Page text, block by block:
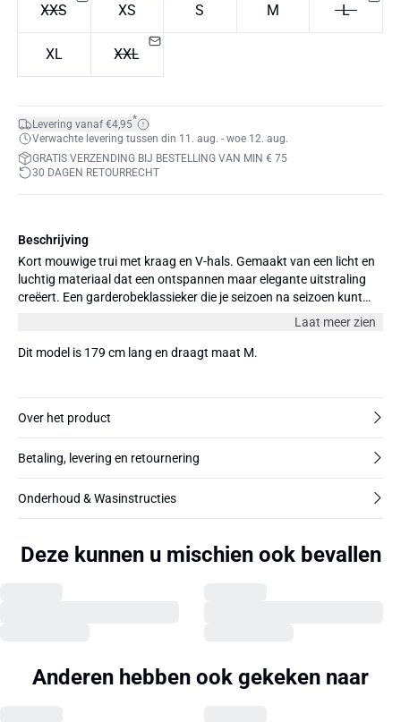
XXS XS S M L
XL XXL
Levering vanaf €4,95*
Verwachte levering tussen din 11. aug. - woe 12. aug.
GRATIS VERZENDING BIJ BESTELLING VAN MIN € 75
30 DAGEN RETOURRECHT
Beschrijving
Kort mouwige trui met kraag en V-hals. Gemaakt van een licht en
luchtig materiaal dat een ontspannen maar elegante uitstraling
creëert. Een garderobeklassieker die je seizoen na seizoen kunt
Laat meer zien
Dit model is 179 cm lang en draagt maat M.
Over het product
Betaling, levering en retournering
Onderhoud & Wasinstructies
Deze kunnen u mischien ook bevallen
Anderen hebben ook gekeken naar